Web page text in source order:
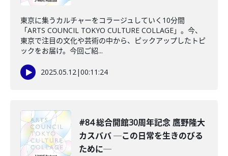
東京に集うカルチャーをコラージュしていく10分間
「ARTS COUNCIL TOKYO CULTURE COLLAGE」。今、
東京で注目の文化や芸術の中から、ピックアップしたトピ
ックをお届け。今回ご紹...
2025.05.12|00:11:24
#84 総合開館30周年記念 鷹野隆大
カスババ ─この日常を生きのびる
ために─